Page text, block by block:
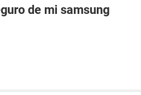
de mi samsung